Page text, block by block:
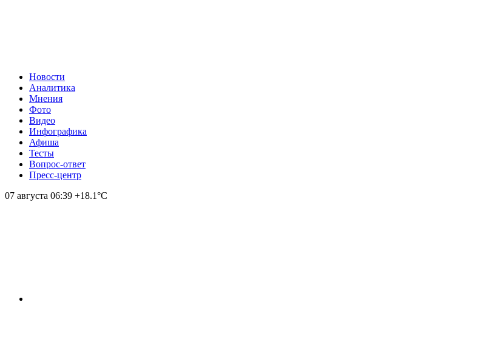
Новости
Аналитика
Мнения
Фото
Видео
Инфографика
Афиша
Тесты
Вопрос-ответ
Пресс-центр
07 августа 06:39 +18.1°С